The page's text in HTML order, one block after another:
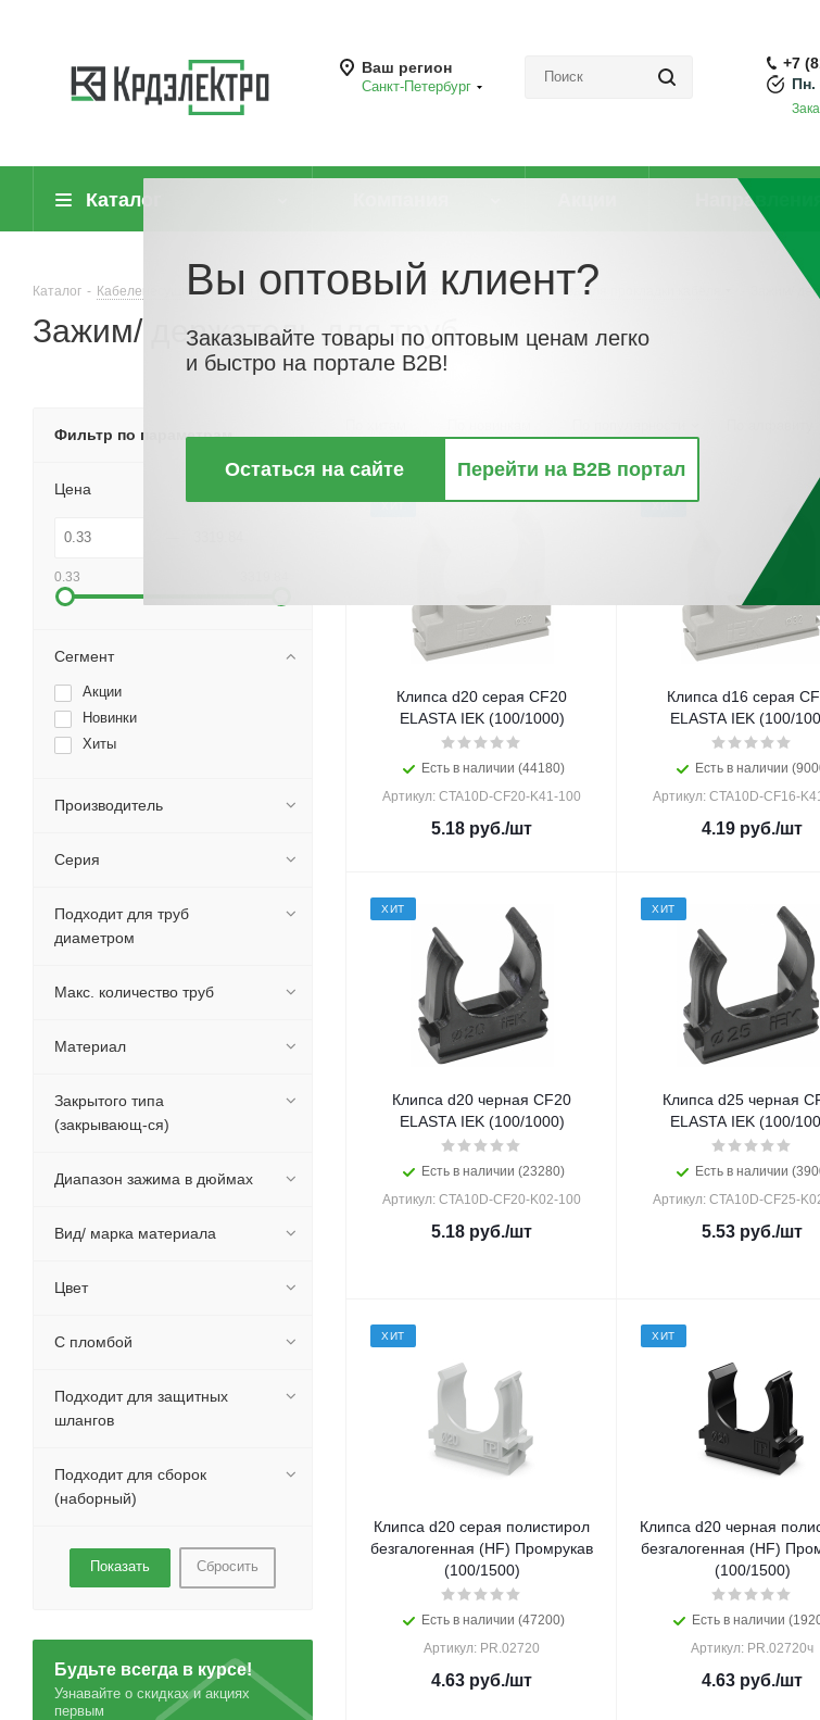
Ваш регион
Санкт-Петербург
+7
Пн.
Каталог Направления
Каталог - Кабеленесущие системы (системы для прокладки кабеля) - Трубы и рукава для прокладки кабеля Зажим/
Зажим/ держатель для труб
ХИТ
Клипса d20 серая CF20
ELASTA IEK (100/1000)
Есть в наличии (44180)
Артикул: CTA10D-CF20-K41-100
5.18 руб./шт
ХИТ
Клипса d16 серая
ELASTA IEK (100/
Есть в наличии
Артикул: CTA10D-CF16-
4.19 руб./шт
ХИТ
Клипса d20 черная CF20
ELASTA IEK (100/1000)
Есть в наличии (23280)
Артикул: CTA10D-CF20-K02-100
5.18 руб./шт
ХИТ
Клипса d25 черная
ELASTA IEK (100/
Есть в наличии
Артикул: CTA10D-CF25-
5.53 руб./шт
ХИТ
Клипса d20 серая полистирол
безгалогенная (HF) Промрукав
(100/1500)
Есть в наличии (47200)
Артикул: PR.02720
4.63 руб./шт
ХИТ
Клипса d20 черная
безгалогенная (HF)
(100/1500)
Есть в наличии
Артикул: PR.02720ч
4.63 руб./шт
Фильтр по параметрам
Цена
0.33
Сегмент
Акции
Новинки
Хиты
Производитель
Серия
Подходит для труб
диаметром
Макс. количество труб
Материал
Закрытого типа
(закрывающ-ся)
Диапазон зажима в дюймах
Вид/ марка материала
Цвет
С пломбой
Подходит для защитных
шлангов
Подходит для сборок
(наборный)
Сбросить
Будьте всегда в курсе!
Узнавайте о скидках и акциях
первым
Вы оптовый клиент?
Заказывайте товары по оптовым ценам легко
и быстро на портале B2B!
Остаться на сайте Перейти на B2B портал